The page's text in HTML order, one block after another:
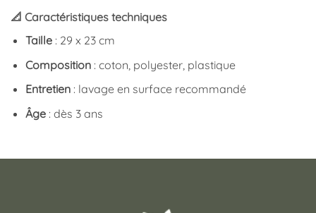
📐 Caractéristiques techniques
Taille: 29 x 23 cm
Composition: coton, polyester, plastique
Entretien: lavage en surface recommandé
Âge: dès 3 ans